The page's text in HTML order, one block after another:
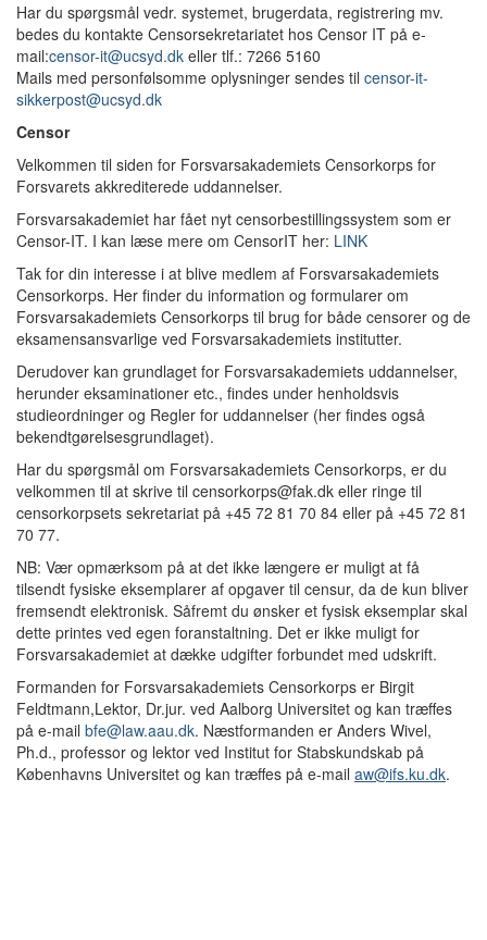
Har du spørgsmål vedr. systemet, brugerdata, registrering mv.
bedes du kontakte Censorsekretariatet hos Censor IT på e-
mail:censor-it@ucsyd.dk eller tlf.: 7266 5160
Mails med personfølsomme oplysninger sendes til censor-it-
sikkerpost@ucsyd.dk
Censor
Velkommen til siden for Forsvarsakademiets Censorkorps for
Forsvarets akkrediterede uddannelser.
Forsvarsakademiet har fået nyt censorbestillingssystem som er
Censor-IT. I kan læse mere om CensorIT her: LINK
Tak for din interesse i at blive medlem af Forsvarsakademiets
Censorkorps. Her finder du information og formularer om
Forsvarsakademiets Censorkorps til brug for både censorer og de
eksamensansvarlige ved Forsvarsakademiets institutter.
Derudover kan grundlaget for Forsvarsakademiets uddannelser,
herunder eksaminationer etc., findes under henholdsvis
studieordninger og Regler for uddannelser (her findes også
bekendtgørelsesgrundlaget).
Har du spørgsmål om Forsvarsakademiets Censorkorps, er du
velkommen til at skrive til censorkorps@fak.dk eller ringe til
censorkorpsets sekretariat på +45 72 81 70 84 eller på +45 72 81
70 77.
NB: Vær opmærksom på at det ikke længere er muligt at få
tilsendt fysiske eksemplarer af opgaver til censur, da de kun bliver
fremsendt elektronisk. Såfremt du ønsker et fysisk eksemplar skal
dette printes ved egen foranstaltning. Det er ikke muligt for
Forsvarsakademiet at dække udgifter forbundet med udskrift.
Formanden for Forsvarsakademiets Censorkorps er Birgit
Feldtmann,Lektor, Dr.jur. ved Aalborg Universitet og kan træffes
på e-mail bfe@law.aau.dk. Næstformanden er Anders Wivel,
Ph.d., professor og lektor ved Institut for Stabskundskab på
Københavns Universitet og kan træffes på e-mail aw@ifs.ku.dk.